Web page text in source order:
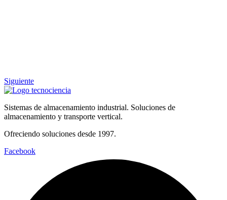
Siguiente
Sistemas de almacenamiento industrial. Soluciones de
almacenamiento y transporte vertical.
Ofreciendo soluciones desde 1997.
Facebook